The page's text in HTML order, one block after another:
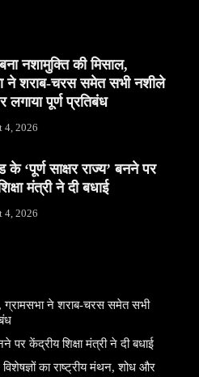
नशामुक्ति की मिसाल,
ने शराब-चरस समेत सभी नशीले
लगाया पूर्ण प्रतिबंध
4, 2026
के ‘पूर्ण साक्षर राज्य’ बनने पर
मंत्री ने दी बधाई
4, 2026
ग्रामसभा ने शराब-चरस समेत सभी
पर केंद्रीय शिक्षा मंत्री ने दी बधाई
का राष्ट्रीय मंथन, शोध और